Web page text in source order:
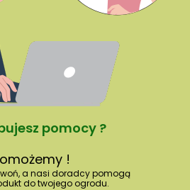
pomocy ?
!
a nasi doradcy pomogą
do twojego ogrodu.